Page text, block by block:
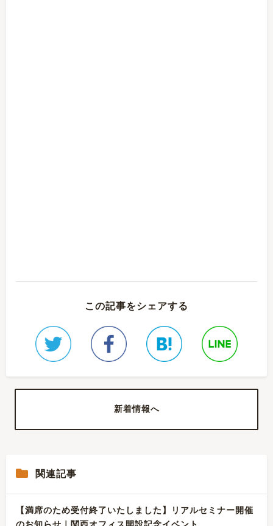
この記事をシェアする
新着情報へ
関連記事
【満席のため受付終了いたしました】リアルセミナー開催